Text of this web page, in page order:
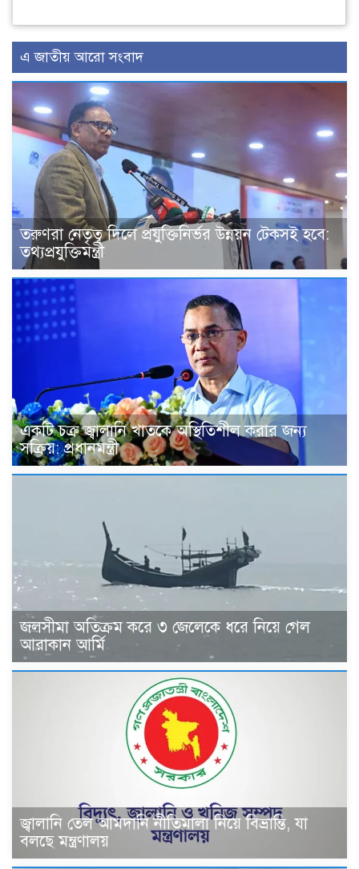
এ জাতীয় আরো সংবাদ
তরুণরা নেতৃত্ব দিলে প্রযুক্তিনির্ভর উন্নয়ন টেকসই হবে:
তথ্যপ্রযুক্তিমন্ত্রী
একটি চক্র জ্বালানি খাতকে অস্থিতিশীল করার জন্য
সক্রিয়: প্রধানমন্ত্রী
জলসীমা অতিক্রম করে ৩ জেলেকে ধরে নিয়ে গেল
আরাকান আর্মি
জ্বালানি তেল আমদানি নীতিমালা নিয়ে বিভ্রান্তি, যা
বলছে মন্ত্রণালয়